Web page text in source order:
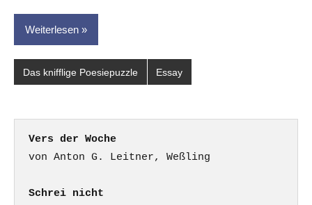
Weiterlesen
Das knifflige Poesiepuzzle Essay
Vers der Woche
Schrei nicht